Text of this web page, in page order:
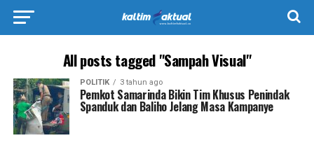
All posts tagged "Sampah Visual"
POLITIK 3 tahun ago
Pemkot Samarinda Bikin Tim Khusus Penindak
Spanduk dan Baliho Jelang Masa Kampanye